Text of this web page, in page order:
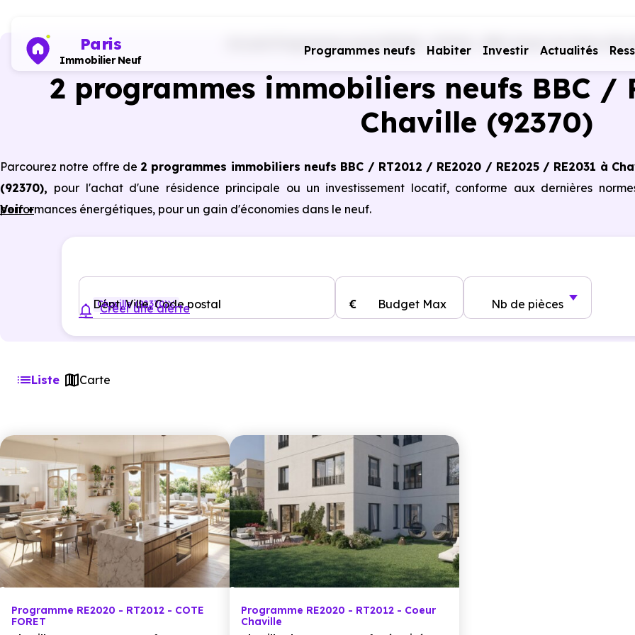
Paris
Immobilier Neuf
Programmes neufs Habiter Investir Actualités
Programmes neufs RE2020 - RT2012 - BBC Hauts-de-Seine (92)
2 programmes immobiliers neufs BBC /
Chaville (92370)
Parcourez notre offre de 2 programmes immobiliers neufs BBC / RT2012 / RE2020 / RE2025 / RE2031 à
(92370), pour l'achat d'une résidence principale ou un investissement locatif, conforme aux dernières
performances énergétiques, pour un gain d'économies dans le neuf.
Voir +
Dépt, Ville, Code postal
Chaville (92370) Budget Max
€ Nb de pièces
Créer une alerte
Liste Carte
Programme RE2020 - RT2012 - COTE
FORET
Programme RE2020 - RT2012 - Coeur
Chaville